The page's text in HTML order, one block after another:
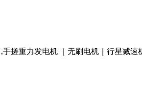
搓重力发电机 ｜无刷电机｜行星减速